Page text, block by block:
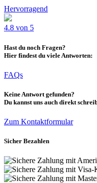
Hervorragend
4.8 von 5
Hast du noch Fragen?
Hier findest du viele Antworten:
FAQs
Keine Antwort gefunden?
Du kannst uns auch direkt
Zum Kontaktformular
Sicher Bezahlen